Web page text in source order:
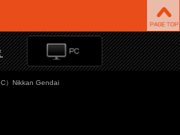
C）Nikkan Gendai